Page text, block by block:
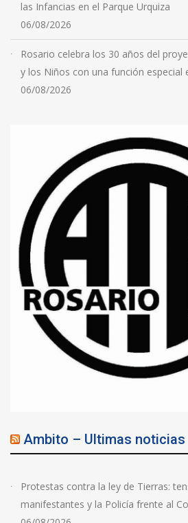
las Infancias en el Parque Urquiza
06/08/2026
Rosario celebra los 30 años del
y los Niños con una función especial
06/08/2026
Ambito – Ultimas noticias
Protestas contra la ley de Tierras:
manifestantes y la Policía frente al